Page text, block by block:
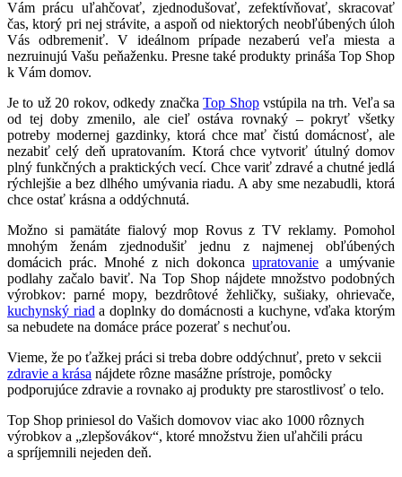
Vám prácu uľahčovať, zjednodušovať, zefektívňovať, skracovať
čas, ktorý pri nej strávite, a aspoň od niektorých neobľúbených úloh
Vás odbremeniť. V ideálnom prípade nezaberú veľa miesta a
nezruinujú Vašu peňaženku. Presne také produkty prináša Top Shop
k Vám domov.
Je to už 20 rokov, odkedy značkaTop Shopvstúpila na trh. Veľa sa
od tej doby zmenilo, ale cieľ ostáva rovnaký – pokryť všetky
potreby modernej gazdinky, ktorá chce mať čistú domácnosť, ale
nezabiť celý deň upratovaním. Ktorá chce vytvoriť útulný domov
plný funkčných a praktických vecí. Chce variť zdravé a chutné jedlá
rýchlejšie a bez dlhého umývania riadu. A aby sme nezabudli, ktorá
chce ostať krásna a oddýchnutá.
Možno si pamätáte fialový mop Rovus z TV reklamy. Pomohol
mnohým ženám zjednodušiť jednu z najmenej obľúbených
domácich prác. Mnohé z nich dokonca upratovanie a umývanie
podlahy začalo baviť. Na Top Shop nájdete množstvo podobných
výrobkov: parné mopy, bezdrôtové žehličky, sušiaky, ohrievače,
kuchynský riada doplnky do domácnosti a kuchyne, vďaka ktorým
sa nebudete na domáce práce pozerať s nechuťou.
Vieme, že po ťažkej práci si treba dobre oddýchnuť, preto v sekcii
zdravie a krása nájdete rôzne masážne prístroje, pomôcky
podporujúce zdravie a rovnako aj produkty pre starostlivosť o telo.
Top Shop priniesol do Vašich domovov viac ako 1000 rôznych
výrobkov a „zlepšovákov“, ktoré množstvu žien uľahčili prácu
a spríjemnili nejeden deň.